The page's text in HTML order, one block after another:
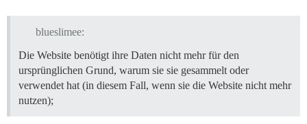
blueslimee:
Die Website benötigt ihre Daten nicht mehr für den
ursprünglichen Grund, warum sie sie gesammelt oder
verwendet hat (in diesem Fall, wenn sie die Website nicht mehr
nutzen);